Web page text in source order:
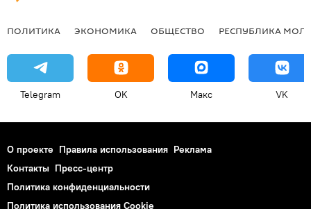
ПОЛИТИКА ЭКОНОМИКА ОБЩЕСТВО РЕСПУБЛИКА
Telegram OK Макс VK
О проекте Правила использования Реклама
Контакты Пресс-центр
Политика конфиденциальности
Политика использования Cookie